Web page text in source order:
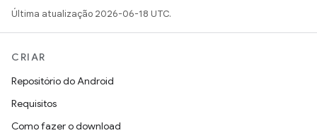
Última atualização 2026-06-18 UTC.
CRIAR
Repositório do Android
Requisitos
Como fazer o download